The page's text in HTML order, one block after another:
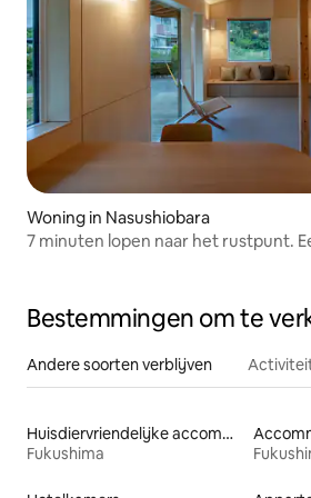
Woning in Nasushiobara
7 minuten lopen naar het rustpunt.
Bestemmingen om te
Andere soorten verblijven
Huisdiervriendelijke accommodaties
Fukushima